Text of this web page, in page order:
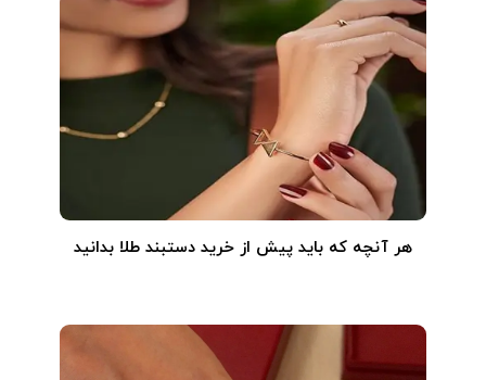
هر آنچه که باید پیش از خرید دستبند طلا بدانید